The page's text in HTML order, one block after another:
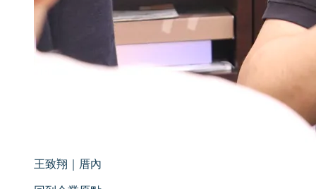
王致翔 厝內